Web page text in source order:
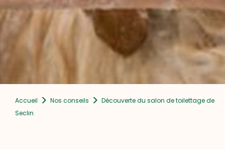
Accueil > Nos conseils > Découverte du salon de toilettage de
Seclin